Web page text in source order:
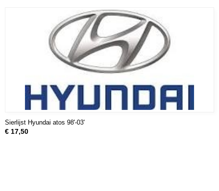
Sierlijst Hyundai atos 98'-03'
€ 17,50